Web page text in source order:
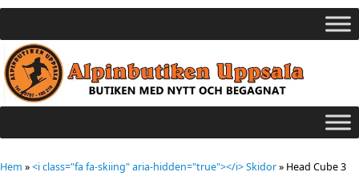
Hem »<i class="fa fa-skiing" aria-hidden="true"></i> Skidor» Head Cube 3